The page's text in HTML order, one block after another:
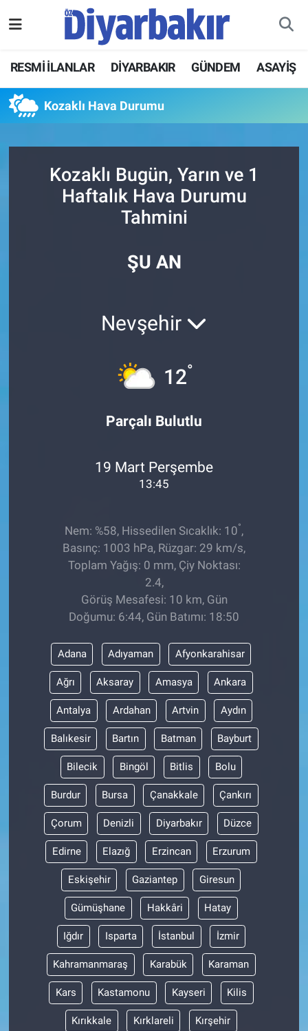
RESMİ İLANLAR DİYARBAKIR GÜNDEM ASAYİŞ
Kozaklı Hava Durumu
Kozaklı Bugün, Yarın ve 1
Haftalık Hava Durumu
Tahmini
ŞU AN
Nevşehir
12°
Parçalı Bulutlu
19 Mart Perşembe
13:45
Nem: %58, Hissedilen Sıcaklık: 10°,
Basınç: 1003 hPa, Rüzgar: 29 km/s,
Toplam Yağış: 0 mm, Çiy Noktası:
2.4,
Görüş Mesafesi: 10 km, Gün
Doğumu: 6:44, Gün Batımı: 18:50
Adana Adıyaman Afyonkarahisar
Ağrı Aksaray Amasya Ankara
Antalya Ardahan Artvin Aydın
Balıkesir Bartın Batman Bayburt
Bilecik Bingöl Bitlis Bolu
Burdur Bursa Çanakkale Çankırı
Çorum Denizli Diyarbakır Düzce
Edirne Elazığ Erzincan Erzurum
Eskişehir Gaziantep Giresun
Gümüşhane Hakkâri Hatay
Iğdır Isparta İstanbul İzmir
Kahramanmaraş Karabük Karaman
Kars Kastamonu Kayseri Kilis
Kırıkkale Kırklareli Kırşehir
ASAYİŞ
DİYARBAKIR
GÜNDEM
Hava Durumu
Namaz Vakitleri
Süper Lig Puan Durumu ve Fikstür
Son Dakika Haberleri